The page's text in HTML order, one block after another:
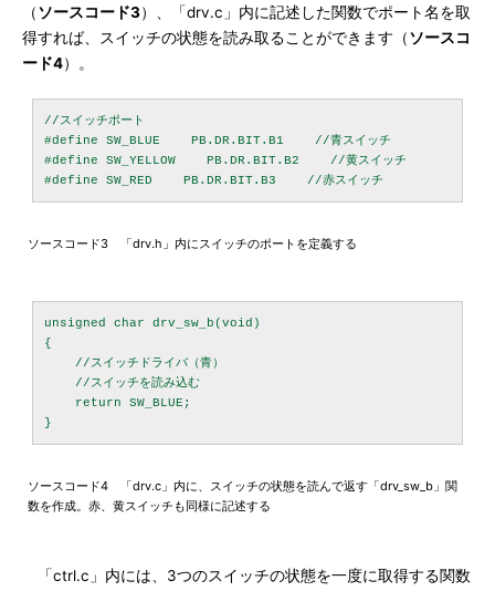
（ソースコード3）、「drv.c」内に記述した関数でポート名を取
得すれば、スイッチの状態を読み取ることができます（ソースコ
ード4）。
//スイッチポート
#define SW_BLUE    PB.DR.BIT.B1    //青スイッチ
#define SW_YELLOW    PB.DR.BIT.B2    //黄スイッチ
ソースコード3 「drv.h」内にスイッチのポートを定義する
unsigned char drv_sw_b(void)
{
    //スイッチドライバ（青）
    //スイッチを読み込む
    return SW_BLUE;
ソースコード4 「drv.c」内に、スイッチの状態を読んで返す「drv_sw_b」関
数を作成。赤、黄スイッチも同様に記述する
「ctrl.c」内には、3つのスイッチの状態を一度に取得する関数